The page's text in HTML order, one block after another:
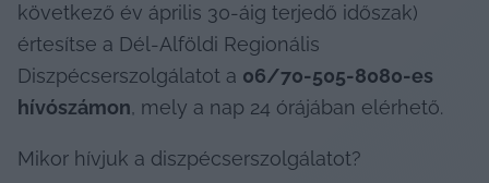
következő év április 30-áig terjedő időszak)
értesítse a Dél-Alföldi Regionális
Diszpécserszolgálatot a 06/70-505-8080-es
hívószámon, mely a nap 24 órájában elérhető.
Mikor hívjuk a diszpécserszolgálatot?